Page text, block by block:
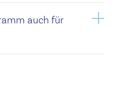
auch für